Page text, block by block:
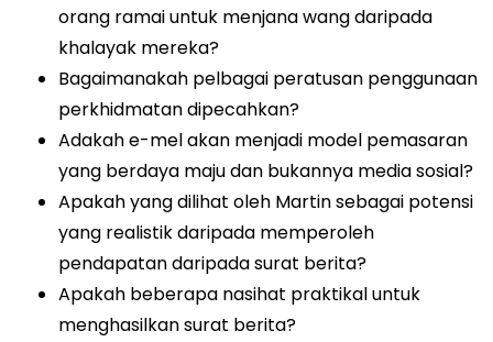
orang ramai untuk menjana wang daripada
khalayak mereka?
Bagaimanakah pelbagai peratusan penggunaan
perkhidmatan dipecahkan?
Adakah e-mel akan menjadi model pemasaran
yang berdaya maju dan bukannya media sosial?
Apakah yang dilihat oleh Martin sebagai potensi
yang realistik daripada memperoleh
pendapatan daripada surat berita?
Apakah beberapa nasihat praktikal untuk
menghasilkan surat berita?